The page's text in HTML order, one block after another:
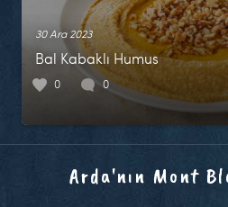
30 Ara 2023
Bal Kabaklı Humus
0 0
Arda'nın Mont